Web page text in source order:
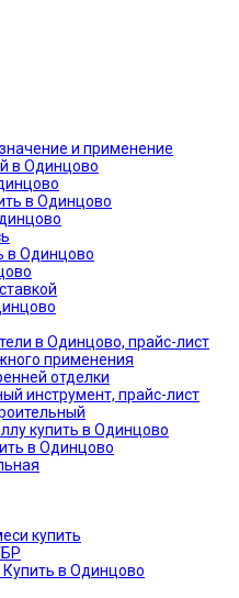
и применение
в Одинцово
в Одинцово
в Одинцово
в Одинцово, прайс-лист
применения
отделки
инструмент, прайс-лист
купить в Одинцово
в Одинцово
купить
в Одинцово